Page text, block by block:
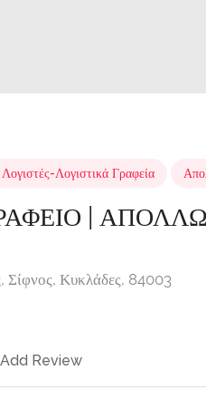
Λογιστές-Λογιστικά Γραφεία
|
Σίφνος, Κυκλάδες, 84003
Add Review